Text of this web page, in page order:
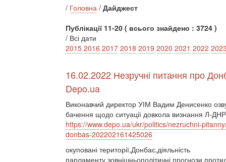
/ Головна / Дайджест
Публікації 11-20 ( всього знайдено : 3724 )
/ Всі дати
2015 2016 2017 2018 2019 2020 2021 2022
16.02.2022 Незручні питання про
Depo.ua
Виконавчий директор УІМ Вадим Денисенко
бачення щодо ситуації довкола визнання Л-
https://www.depo.ua/ukr/politics/nezruchni-
donbas-202202161425026
окуповані території,Донбас,діяльність
парламенту,зовнішньополітичні